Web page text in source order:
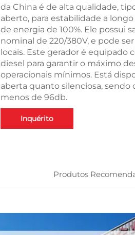
da China é de alta qualidade,
aberto, para estabilidade a
de energia de 100%. Ele possui
nominal de 220/380V, e pode
locais. Este gerador é equipado
diesel para garantir o máximo
operacionais mínimos. Está
aberta quanto silenciosa, sendo
menos de 96db.
Inquérito
Produtos